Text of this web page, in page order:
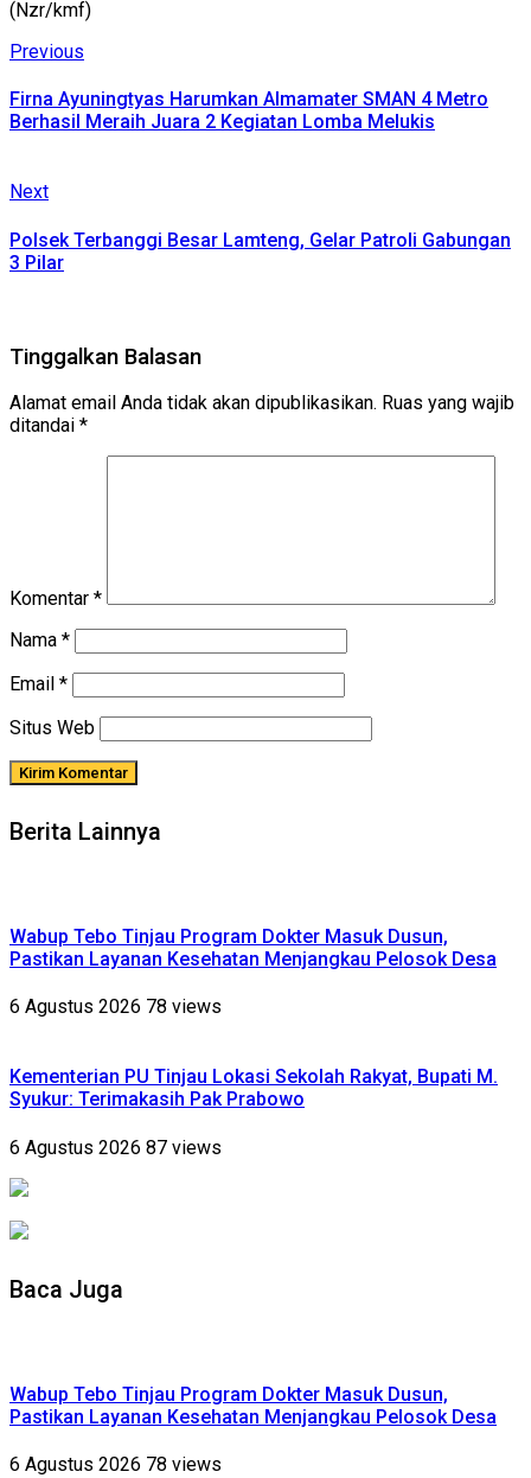
(Nzr/kmf)
Continue
Reading
Previous
Firna Ayuningtyas Harumkan Almamater SMAN 4 Metro
Berhasil Meraih Juara 2 Kegiatan Lomba Melukis
NextNext
Polsek Terbanggi Besar Lamteng, Gelar Patroli Gabungan
3 Pilar
Tinggalkan Balasan
Alamat email Anda tidak akan dipublikasikan. Ruas yang wajib
ditandai *
Komentar *
Nama *
Email *
Situs Web
Berita Lainnya
Wabup Tebo Tinjau Program Dokter Masuk Dusun,
Pastikan Layanan Kesehatan Menjangkau Pelosok Desa
6 Agustus 2026 78 views
Kementerian PU Tinjau Lokasi Sekolah Rakyat, Bupati M.
Syukur: Terimakasih Pak Prabowo
6 Agustus 2026 87 views
Baca Juga
Wabup Tebo Tinjau Program Dokter Masuk Dusun,
Pastikan Layanan Kesehatan Menjangkau Pelosok Desa
6 Agustus 2026 78 views